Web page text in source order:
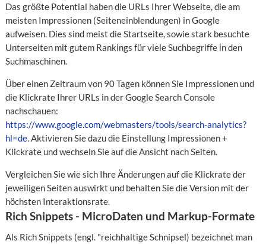
Das größte Potential haben die URLs Ihrer Webseite, die am
meisten Impressionen (Seiteneinblendungen) in Google
aufweisen. Dies sind meist die Startseite, sowie stark besuchte
Unterseiten mit gutem Rankings für viele Suchbegriffe in den
Suchmaschinen.
Über einen Zeitraum von 90 Tagen können Sie Impressionen und
die Klickrate Ihrer URLs in der Google Search Console
nachschauen:
https://www.google.com/webmasters/tools/search-analytics?
hl=de. Aktivieren Sie dazu die Einstellung Impressionen +
Klickrate und wechseln Sie auf die Ansicht nach Seiten.
Vergleichen Sie wie sich Ihre Änderungen auf die Klickrate der
jeweiligen Seiten auswirkt und behalten Sie die Version mit der
höchsten Interaktionsrate.
Rich Snippets - MicroDaten und Markup-Formate
Als Rich Snippets (engl. "reichhaltige Schnipsel) bezeichnet man